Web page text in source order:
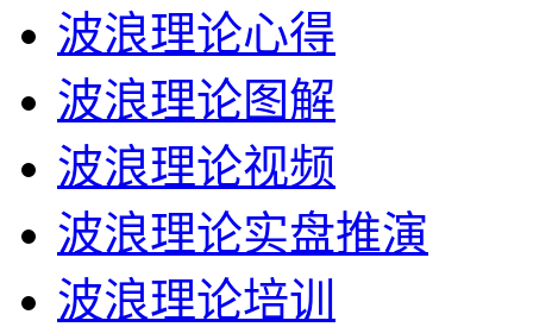
波浪理论心得
波浪理论图解
波浪理论视频
波浪理论实盘推演
波浪理论培训